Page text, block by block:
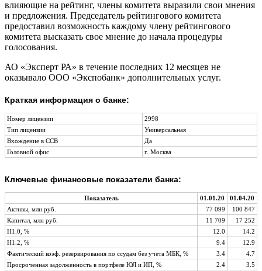
Краткая информация о банке:
Номер лицензии
2998
Тип лицензии
Универсальная
Вхождение в ССВ
Да
Головной офис
г. Москва
Ключевые финансовые показатели банка:
Показатель 01.01.20
01.04.20
Активы, млн руб.
77 099
100 847
Капитал, млн руб.
11 709
17 252
Н1.0, %
12.0
14.2
Н1.2, %
9.4
12.9
Фактический коэф. резервирования по ссудам без учета МБК, %
3.4
4.7
Просроченная задолженность в портфеле ЮЛ и ИП, %
2.4
3.5
влияющие на рейтинг, члены комитета выразили свои мнения
и предложения. Председатель рейтингового комитета
предоставил возможность каждому члену рейтингового
комитета высказать свое мнение до начала процедуры
голосования.
АО «Эксперт РА» в течение последних 12 месяцев не
оказывало ООО «Экспобанк» дополнительных услуг.